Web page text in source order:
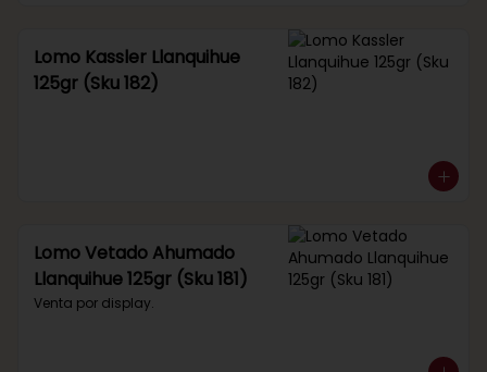
Lomo Kassler Llanquihue
125gr (Sku 182)
Lomo Vetado Ahumado
Llanquihue 125gr (Sku 181)
Venta por display.